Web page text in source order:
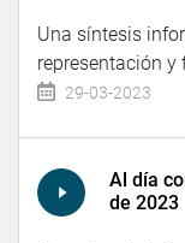
Una síntesis
representación
29-03-2023
Al día
de 2023